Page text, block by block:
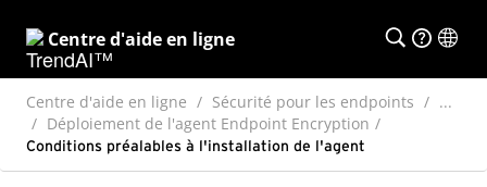
Centre d'aide en ligne
Centre d'aide en ligne Sécurité pour les endpoints
...
Déploiement de l'agent Endpoint Encryption
Conditions préalables à l'installation de l'agent